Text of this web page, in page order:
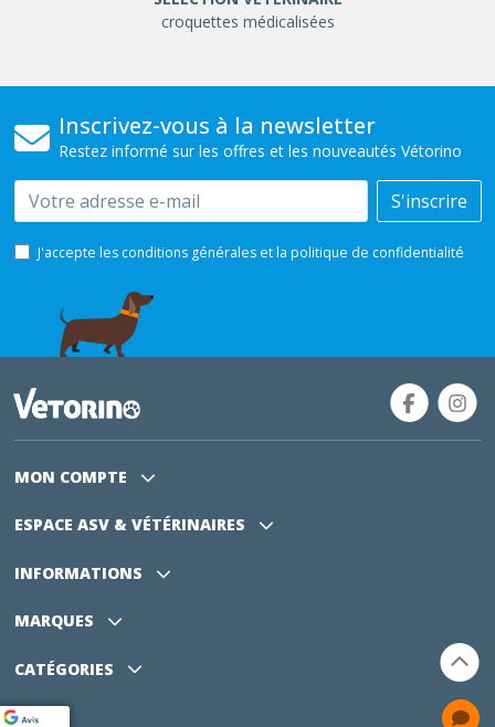
croquettes médicalisées
Inscrivez-vous à la newsletter
Restez informé sur les offres et les nouveautés Vétorino
Email S'inscrire
J'accepte les conditions générales et la politique de confidentialité
MON COMPTE
ESPACE ASV & VÉTÉRINAIRES
INFORMATIONS
MARQUES
CATÉGORIES